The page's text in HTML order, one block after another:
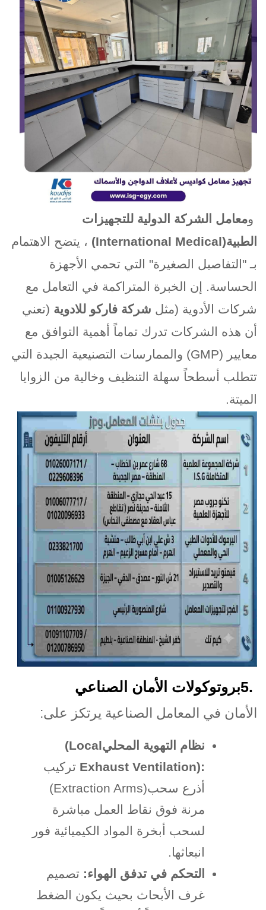
ومعامل الشركة الدولية للتجهيزات
الطبية(International Medical) ، يتضح الاهتمام
بـ "التفاصيل الصغيرة" التي تحمي الأجهزة
الحساسة. إن الخبرة المتراكمة في التعامل مع
شركات الأدوية (مثل شركة فاركو للادوية )تعني
أن هذه الشركات تدرك تماماً أهمية التوافق مع
معايير (GMP) والممارسات التصنيعية الجيدة التي
تتطلب أسطحاً سهلة التنظيف وخالية من الزوايا
الميتة.
5.بروتوكولات الأمان الصناعي
الأمان في المعامل الصناعية يرتكز على:
نظام التهوية المحلي(Local
Exhaust Ventilation): تركيب
أذرع سحب(Extraction Arms)
مرنة فوق نقاط العمل مباشرة
لسحب أبخرة المواد الكيميائية فور
انبعاثها.
التحكم في تدفق الهواء: تصميم
غرف الأبحاث بحيث يكون الضغط